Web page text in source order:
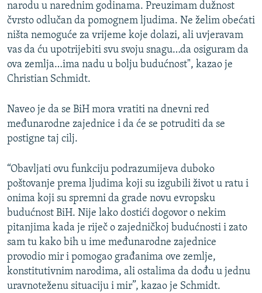
NASTANAK I RASPAD JUGOSLAVIJE
narodu u narednim godinama. Preuzimam dužnost
čvrsto odlučan da pomognem ljudima. Ne želim obećati
ništa nemoguće za vrijeme koje dolazi, ali uvjeravam
vas da ću upotrijebiti svu svoju snagu…da osiguram da
ova zemlja…ima nadu u bolju budućnost", kazao je
Christian Schmidt.
Naveo je da se BiH mora vratiti na dnevni red
međunarodne zajednice i da će se potruditi da se
postigne taj cilj.
“Obavljati ovu funkciju podrazumijeva duboko
poštovanje prema ljudima koji su izgubili život u ratu i
onima koji su spremni da grade novu evropsku
budućnost BiH. Nije lako dostići dogovor o nekim
pitanjima kada je riječ o zajedničkoj budućnosti i zato
sam tu kako bih u ime međunarodne zajednice
provodio mir i pomogao građanima ove zemlje,
konstitutivnim narodima, ali ostalima da dođu u jednu
uravnoteženu situaciju i mir”, kazao je Schmidt.